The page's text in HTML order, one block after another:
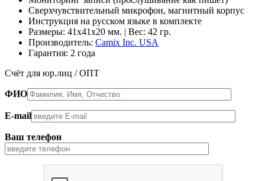
Сверхчувствительный микрофон, магнитный корпус
Инструкция на русском языке в комплекте
Размеры: 41х41х20 мм. | Вес: 42 гр.
Производитель: Camix Inc. USA
Гарантия: 2 года
Счёт для юр.лиц / ОПТ
ФИО
E-mail
Ваш телефон